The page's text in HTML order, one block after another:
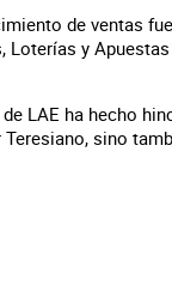
de ventas
y
LAE ha hecho
sino